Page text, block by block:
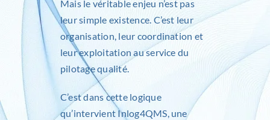
Mais le véritable enjeu n’est pas
leur simple existence. C’est leur
organisation, leur coordination et
leur exploitation au service du
pilotage qualité.
C’est dans cette logique
qu’intervientInlog4QMS , une